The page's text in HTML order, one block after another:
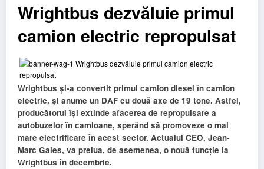
Wrightbus dezvăluie primul
camion electric repropulsat
Wrightbus și-a convertit primul camion diesel în camion
electric, și anume un DAF cu două axe de 19 tone. Astfel,
producătorul își extinde afacerea de repropulsare a
autobuzelor în camioane, sperând să promoveze o mai
mare electrificare în acest sector. Actualul CEO, Jean-
Marc Gales, va prelua, de asemenea, o nouă funcție la
Wrightbus în decembrie.